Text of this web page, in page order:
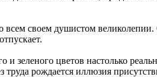
своем душистом
зеленого цветов настолько
труда рождается иллюзия